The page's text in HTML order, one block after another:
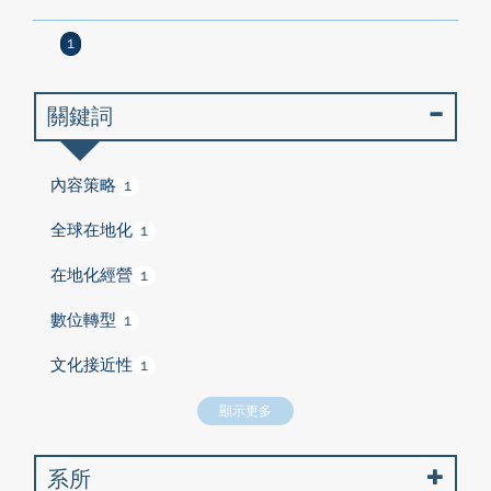
1
關鍵詞
內容策略 1
全球在地化 1
在地化經營 1
數位轉型 1
文化接近性 1
顯示更多
系所